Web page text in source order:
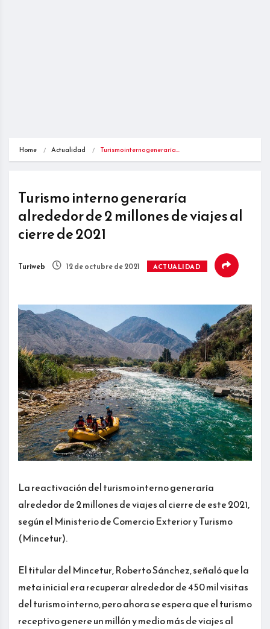
Home Actualidad Turismo interno generaría…
Turismo interno generaría
alrededor de 2 millones de viajes al
cierre de 2021
Turiweb 12 de octubre de 2021 ACTUALIDAD
La reactivación del turismo interno generaría
alrededor de 2 millones de viajes al cierre de este 2021,
según el Ministerio de Comercio Exterior y Turismo
(Mincetur).
El titular del Mincetur, Roberto Sánchez, señaló que la
meta inicial era recuperar alrededor de 450 mil visitas
del turismo interno, pero ahora se espera que el turismo
receptivo genere un millón y medio más de viajes al